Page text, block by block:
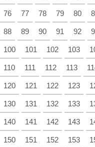
76 77 78 79 80
88 89 90 91 92
100 101 102 103
110 111 112 113
120 121 122 123
130 131 132 133
140 141 142 143
150 151 152 153